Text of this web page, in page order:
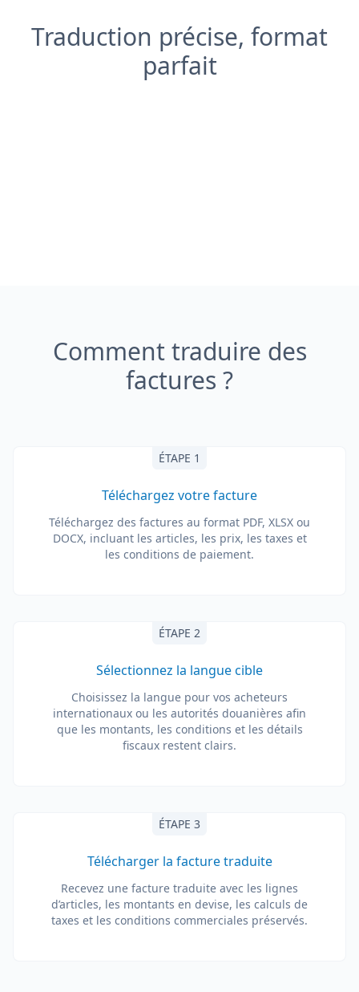
Traduction précise, format
parfait
Comment traduire des
factures ?
ÉTAPE 1
Téléchargez votre facture
Téléchargez des factures au format PDF, XLSX ou
DOCX, incluant les articles, les prix, les taxes et
les conditions de paiement.
ÉTAPE 2
Sélectionnez la langue cible
Choisissez la langue pour vos acheteurs
internationaux ou les autorités douanières afin
que les montants, les conditions et les détails
fiscaux restent clairs.
ÉTAPE 3
Télécharger la facture traduite
Recevez une facture traduite avec les lignes
d’articles, les montants en devise, les calculs de
taxes et les conditions commerciales préservés.